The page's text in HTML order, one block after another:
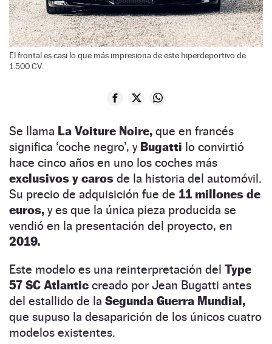
El frontal es casi lo que más impresiona de este hiperdeportivo de
1.500 CV.
Se llama La Voiture Noire, que en francés
significa ‘coche negro’, y Bugatti lo convirtió
hace cinco años en uno los coches más
exclusivos y caros de la historia del automóvil.
Su precio de adquisición fue de 11 millones de
euros, y es que la única pieza producida se
vendió en la presentación del proyecto, en
2019.
Este modelo es una reinterpretación del Type
57 SC Atlantic creado por Jean Bugatti antes
del estallido de la Segunda Guerra Mundial,
que supuso la desaparición de los únicos cuatro
modelos existentes.